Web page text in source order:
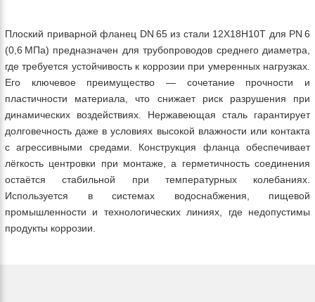
Плоский приварной фланец DN 65 из стали 12Х18Н10Т для PN 6
(0,6 МПа) предназначен для трубопроводов среднего диаметра,
где требуется устойчивость к коррозии при умеренных нагрузках.
Его ключевое преимущество — сочетание прочности и
пластичности материала, что снижает риск разрушения при
динамических воздействиях. Нержавеющая сталь гарантирует
долговечность даже в условиях высокой влажности или контакта
с агрессивными средами. Конструкция фланца обеспечивает
лёгкость центровки при монтаже, а герметичность соединения
остаётся стабильной при температурных колебаниях.
Используется в системах водоснабжения, пищевой
промышленности и технологических линиях, где недопустимы
продукты коррозии.